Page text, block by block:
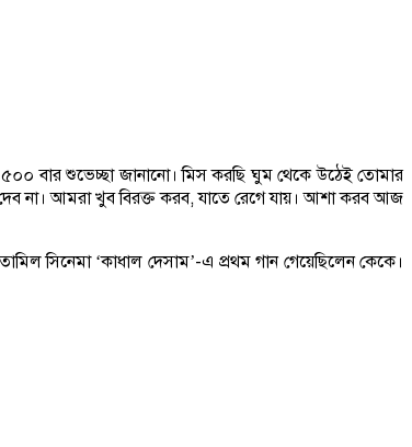
৫০০ বার শুভেচ্ছা জানানো। মিস করছি ঘুম থেকে উঠেই তোমার
না। আমরা খুব বিরক্ত করব, যাতে রেগে যায়। আশা করব আজ
সিনেমা ‘কাধাল দেসাম’-এ প্রথম গান গেয়েছিলেন কেকে।